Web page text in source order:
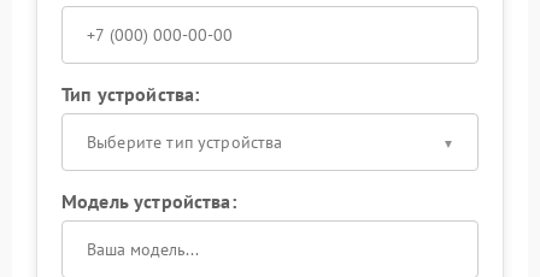
Тип устройства:
Выберите тип устройства
Модель устройства: